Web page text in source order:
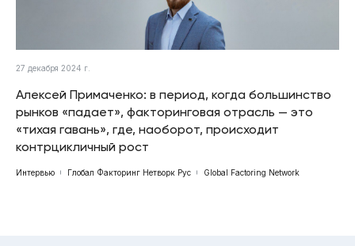
27 декабря 2024 г.
Алексей Примаченко: в период, когда большинство
рынков «падает», факторинговая отрасль — это
«тихая гавань», где, наоборот, происходит
контрцикличный рост
Интервью Глобал Факторинг Нетворк Рус Global Factoring Network